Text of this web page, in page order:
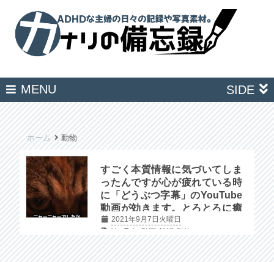
MENU SIDE
ホーム 動物
すごく本質情報に気づいてしま
ったんですが心が疲れている時
に「どうぶつ字幕」のYouTube
動画が効きます。とろとろに癒
やされて嫌な事を少しだけ忘れ
2021年9月7日火曜日
YouTube動画 雑記 動物